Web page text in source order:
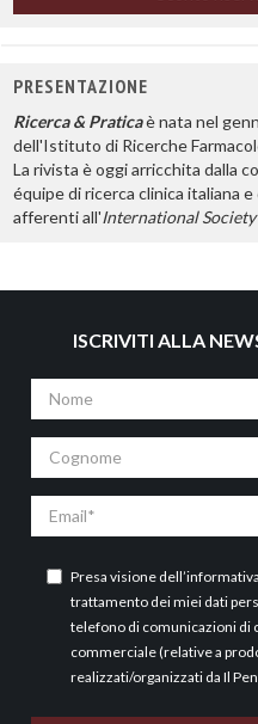
PRESENTAZIONE
Ricerca & Praticaè nata nel
dell'Istituto di Ricerche
La rivista è oggi arricchita dalla
équipe di ricerca clinica italiana
afferenti all'International
ISCRIVITI ALLA
Nome
Cognome
Email
Presa visione dell’
trattamento dei miei dati
telefono di comunicazioni di
commerciale (relative a
realizzati/organizzati da Il